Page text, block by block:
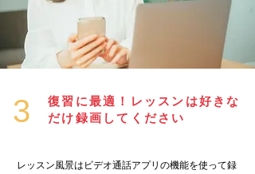
3 復習に最適！
​レッスンは好きな
だけ録画してください
レッスン風景はビデオ通話アプリの機能を使って録